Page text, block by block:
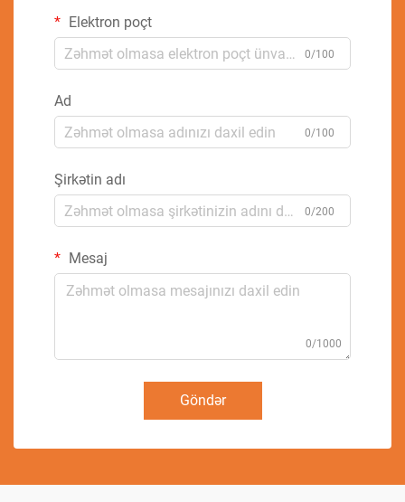
Elektron poçt
0/100
Ad
0/100
Şirkətin adı
0/200
Mesaj
0/1000
Göndər